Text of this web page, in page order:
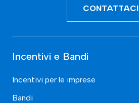
CONTATTACI
Incentivi e Bandi
Incentivi per le imprese
Bandi